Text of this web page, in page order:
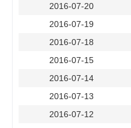
2016-07-20
2016-07-19
2016-07-18
2016-07-15
2016-07-14
2016-07-13
2016-07-12